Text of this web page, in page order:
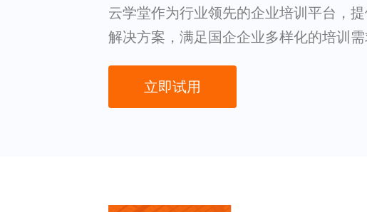
云学堂作为行业领先的企业培训平台，
解决方案，满足国企企业多样化的培训需
立即试用